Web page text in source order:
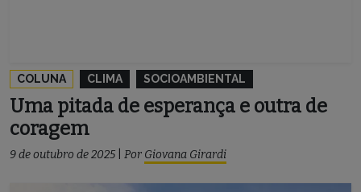
COLUNA CLIMA SOCIOAMBIENTAL
Uma pitada de esperança e outra de
coragem
9 de outubro de 2025 Por Giovana Girardi